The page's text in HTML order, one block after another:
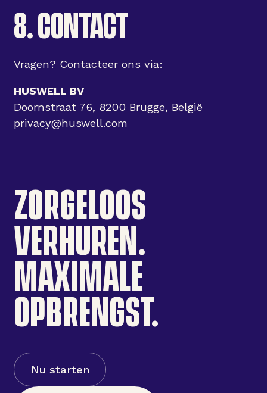
8. CONTACT
Vragen? Contacteer ons via:
HUSWELL BV
Doornstraat 76, 8200 Brugge, België
privacy@huswell.com
ZORGELOOS
VERHUREN.
MAXIMALE
OPBRENGST.
Nu starten